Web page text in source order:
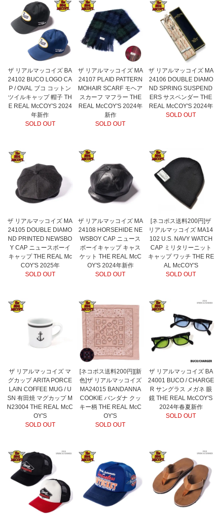
ザ リアルマッコイズ BA
24102 BUCO LOGO CA
P / OVAL ブコ コットン
ツイルキャップ 帽子 TH
E REAL McCOY'S 2024
年新作
SOLD OUT
ザ リアルマッコイズ MA
24107 PLAID PATTERN
MOHAIR SCARF モヘア
スカーフ マフラー THE
REAL McCOY'S 2024年
新作
SOLD OUT
ザ リアルマッコイズ MA
24106 DOUBLE DIAMO
ND SPRING SUSPEND
ERS サスペンダー THE
REAL McCOY'S 2024年
SOLD OUT
ザ リアルマッコイズ MA
24105 DOUBLE DIAMO
ND PRINTED NEWSBO
Y CAP ニュースボーイ
キャップ THE REAL Mc
COY'S 2025年
SOLD OUT
ザ リアルマッコイズ MA
24108 HORSEHIDE NE
WSBOY CAP ニュース
ボーイキャップ キャス
ケット THE REAL McC
OY'S 2024年新作
SOLD OUT
[ネコポス送料200円]ザ
リアルマッコイズ MA14
102 U.S. NAVY WATCH
CAP ミリタリーニット
キャップ ワッチ THE RE
AL McCOY'S
SOLD OUT
ザ リアルマッコイズ マ
グカップ ARITA PORCE
LAIN COFFEE MUG / U
SN 有田焼 マグカップ M
N23004 THE REAL McC
OY'S
SOLD OUT
[ネコポス送料200円][新
色]ザ リアルマッコイズ
MA24015 BANDANNA
COOKIE バンダナ クッ
キー柄 THE REAL McC
OY'S
SOLD OUT
ザ リアルマッコイズ BA
24001 BUCO / CHARGE
R サングラス メガネ 眼
鏡 THE REAL McCOY'S
2024年春夏新作
SOLD OUT